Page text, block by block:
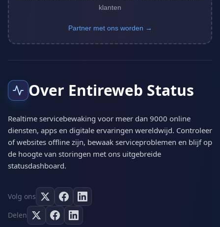
klanten
Partner met ons worden →
Over Entireweb Status
Realtime servicebewaking voor meer dan 9000 online
diensten, apps en digitale ervaringen wereldwijd. Controleer
of websites offline zijn, bewaak serviceproblemen en blijf op
de hoogte van storingen met ons uitgebreide
statusdashboard.
Volg ons
Delen